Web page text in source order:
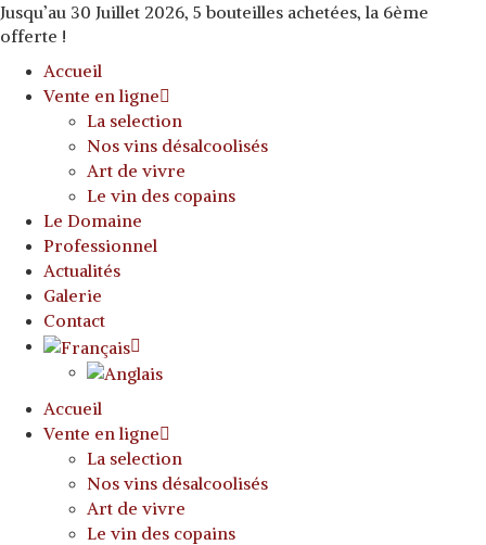
Jusqu’au 30 Juillet 2026, 5 bouteilles achetées, la 6ème
offerte !
Accueil
Vente en ligne
La selection
Nos vins désalcoolisés
Art de vivre
Le vin des copains
Le Domaine
Professionnel
Actualités
Galerie
Contact
Accueil
Vente en ligne
La selection
Nos vins désalcoolisés
Art de vivre
Le vin des copains